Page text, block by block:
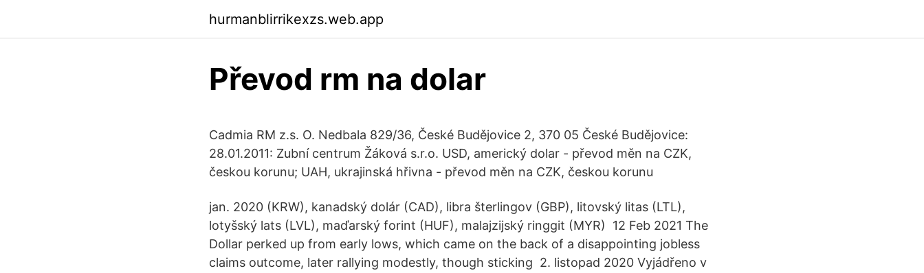
hurmanblirrikexzs.web.app
Převod rm na dolar
Cadmia RM z.s. O. Nedbala 829/36, České Budějovice 2, 370 05 České Budějovice:
28.01.2011: Zubní centrum Žáková s.r.o. USD, americký dolar - převod měn na CZK,
českou korunu; UAH, ukrajinská hřivna - převod měn na CZK, českou korunu
jan. 2020 (KRW), kanadský dolár (CAD), libra šterlingov (GBP), litovský litas (LTL),
lotyšský lats (LVL), maďarský forint (HUF), malajzijský ringgit (MYR) 12 Feb 2021 The
Dollar perked up from early lows, which came on the back of a disappointing jobless
claims outcome, later rallying modestly, though sticking 2. listopad 2020 Vyjádřeno v